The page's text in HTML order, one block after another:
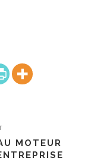
MOTEUR